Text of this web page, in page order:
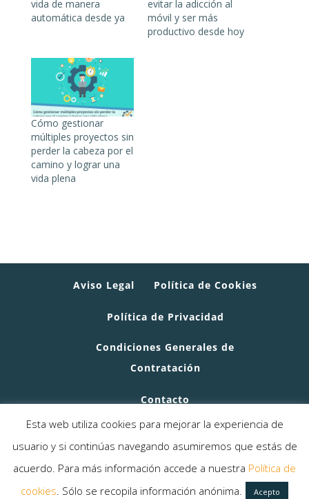
vida de manera
automática desde ya
evitar la adicción al
móvil y ser más
productivo desde hoy
Cómo gestionar
múltiples proyectos sin
perder la cabeza por el
camino y lograr una
vida plena
Aviso Legal Política de Cookies
Política de Privacidad
Condiciones Generales de
Contratación
Contacto
© CopyrightProductividad Al Máximo· Todos
los derechos reservados
Diseño web porChristian Morillas· Hosting
Esta web utiliza cookies para mejorar la experiencia de
usuario y si continúas navegando asumiremos que estás de
acuerdo. Para más información accede a nuestra Política de
cookies. Sólo se recopila información anónima. Acepto